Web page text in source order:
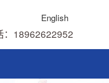
English
18962622952